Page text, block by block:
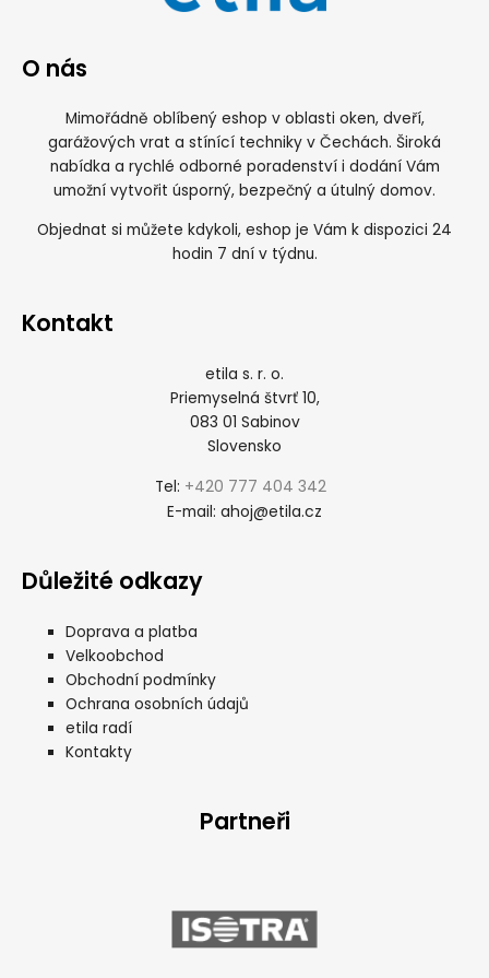
O nás
Mimořádně oblíbený eshop v oblasti oken, dveří,
garážových vrat a stínící techniky v Čechách. Široká
nabídka a rychlé odborné poradenství i dodání Vám
umožní vytvořit úsporný, bezpečný a útulný domov.
Objednat si můžete kdykoli, eshop je Vám k dispozici 24
hodin 7 dní v týdnu.
Kontakt
etila s. r. o.
Priemyselná štvrť 10,
083 01 Sabinov
Slovensko
Tel: +420 777 404 342
E-mail: ahoj@etila.cz
Důležité odkazy
Doprava a platba
Velkoobchod
Obchodní podmínky
Ochrana osobních údajů
etila radí
Kontakty
Partneři